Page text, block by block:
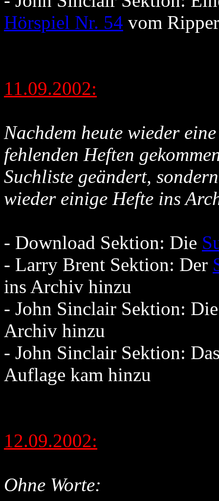
Hörspiel Nr. 54 vom
11.09.2002:
Nachdem heute wieder
fehlenden Heften
Suchliste geändert,
wieder einige Hefte ins
- Download Sektion: Die
- Larry Brent Sektion: Der
ins Archiv hinzu
- John Sinclair Sektion:
Archiv hinzu
- John Sinclair Sektion:
Auflage kam hinzu
12.09.2002:
Ohne Worte: